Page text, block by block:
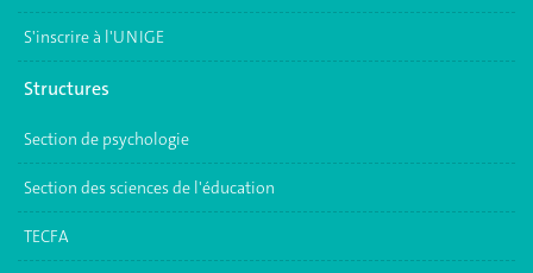
S'inscrire à l'UNIGE
Structures
Section de psychologie
Section des sciences de l'éducation
TECFA